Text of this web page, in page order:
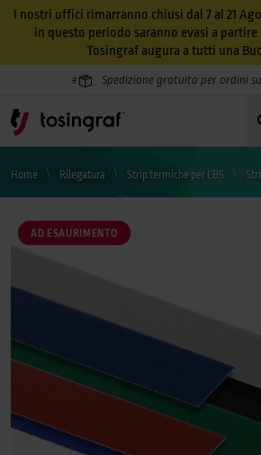
I nostri uffici rimarranno chiusi dal 7 al 21
in questo periodo saranno evasi a partire
Tosingraf augura a tutti una
Spedizione gratuita per ordini
Home Rilegatura Strip termiche per CB5
AD ESAURIMENTO